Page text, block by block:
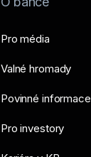
Pro média
Valné hromady
Povinné informace
Pro investory